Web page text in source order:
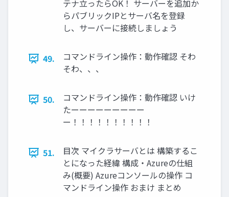
テナ立ったらOK！ サーバーを追加か
らパブリックIPとサーバ名を登録
し、サーバーに接続しましょう
49.
コマンドライン操作：動作確認 そわ
そわ、、、
50.
コマンドライン操作：動作確認 いけ
たーーーーーーーーー
ー！！！！！！！！！！
51.
目次 マイクラサーバとは 構築するこ
とになった経緯 構成・Azureの仕組
み(概要) Azureコンソールの操作 コ
マンドライン操作 おまけ まとめ